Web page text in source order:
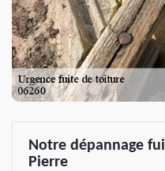
Notre dépannage
Pierre